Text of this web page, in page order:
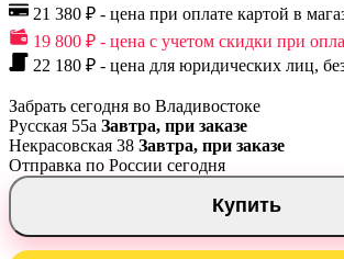
21 380 ₽ - цена при оплате картой в
19 800 ₽ - цена с учетом скидки при
22 180 ₽ - цена для юридических лиц,
Купить
Забрать сегодня во Владивостоке
Русская 55а Завтра, при заказе
Некрасовская 38 Завтра, при заказе
Отправка по России сегодня